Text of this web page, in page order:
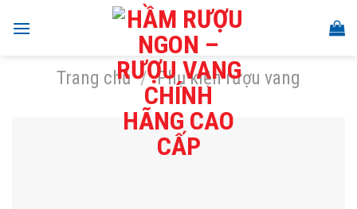
Trang chủ / Phụ kiện rượu vang